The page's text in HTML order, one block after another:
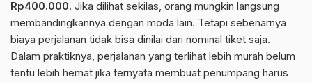
Rp400.000. Jika dilihat sekilas, orang mungkin langsung
membandingkannya dengan moda lain. Tetapi sebenarnya
biaya perjalanan tidak bisa dinilai dari nominal tiket saja.
Dalam praktiknya, perjalanan yang terlihat lebih murah belum
tentu lebih hemat jika ternyata membuat penumpang harus